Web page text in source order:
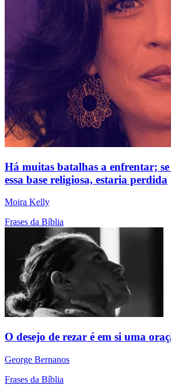
Há muitas batalhas a enfrentar; se
essa base religiosa, estaria perdida
Moira Kelly
Frases da Bíblia
O desejo de rezar é em si uma
George Bernanos
Frases da Bíblia